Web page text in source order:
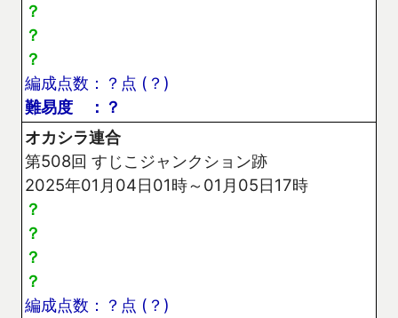
？
？
？
編成点数：？点 (？)
難易度 ：？
オカシラ連合
第508回 すじこジャンクション跡
2025年01月04日01時～01月05日17時
？
？
？
？
編成点数：？点 (？)